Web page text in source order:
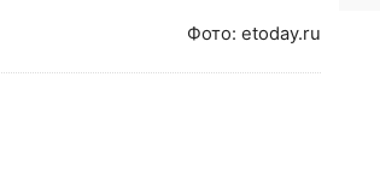
Фото: etoday.ru